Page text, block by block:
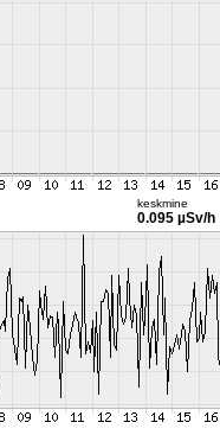
keskmine
0.095 µSv/h